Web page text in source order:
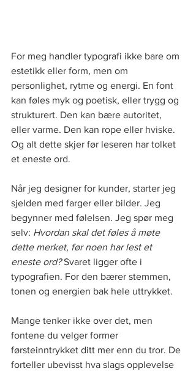
For meg handler typografi ikke bare om
estetikk eller form, men om
personlighet, rytme og energi. En font
kan føles myk og poetisk, eller trygg og
strukturert. Den kan bære autoritet,
eller varme. Den kan rope eller hviske.
Og alt dette skjer før leseren har tolket
et eneste ord.
Når jeg designer for kunder, starter jeg
sjelden med farger eller bilder. Jeg
begynner med følelsen. Jeg spør meg
selv: Hvordan skal det føles å møte
dette merket, før noen har lest et
eneste ord? Svaret ligger ofte i
typografien. For den bærer stemmen,
tonen og energien bak hele uttrykket.
Mange tenker ikke over det, men
fontene du velger former
førsteinntrykket ditt mer enn du tror. De
forteller ubevisst hva slags opplevelse